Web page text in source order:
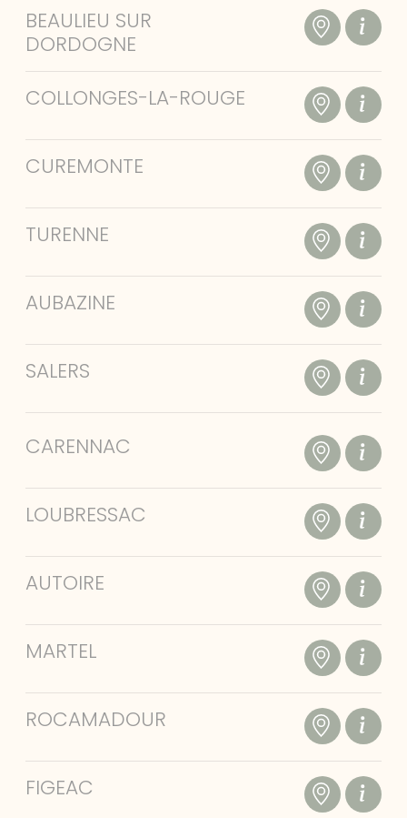
BEAULIEU SUR
DORDOGNE
COLLONGES-LA-ROUGE
CUREMONTE
TURENNE
AUBAZINE
SALERS
CARENNAC
LOUBRESSAC
AUTOIRE
MARTEL
ROCAMADOUR
FIGEAC